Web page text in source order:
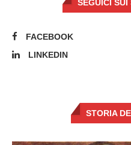
SEGUICI
FACEBOOK
LINKEDIN
STORIA